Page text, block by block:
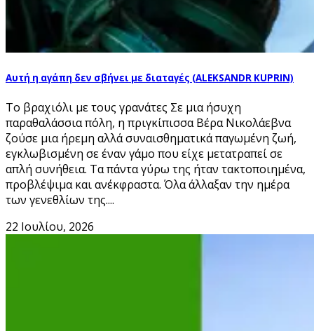
Αυτή η αγάπη δεν σβήνει με διαταγές (ALEKSANDR KUPRIN)
Το βραχιόλι με τους γρανάτες Σε μια ήσυχη
παραθαλάσσια πόλη, η πριγκίπισσα Βέρα Νικολάεβνα
ζούσε μια ήρεμη αλλά συναισθηματικά παγωμένη ζωή,
εγκλωβισμένη σε έναν γάμο που είχε μετατραπεί σε
απλή συνήθεια. Τα πάντα γύρω της ήταν τακτοποιημένα,
προβλέψιμα και ανέκφραστα. Όλα άλλαξαν την ημέρα
των γενεθλίων της....
22 Ιουλίου, 2026